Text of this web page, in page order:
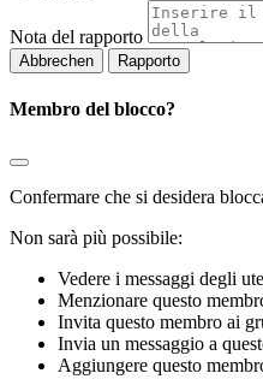
Nota del rapporto
Rapporto
Membro del blocco?
Confermare che si desidera
Non sarà più possibile:
Vedere i messaggi degli
Menzionare questo
Invita questo membro ai
Invia un messaggio a
Aggiungere questo